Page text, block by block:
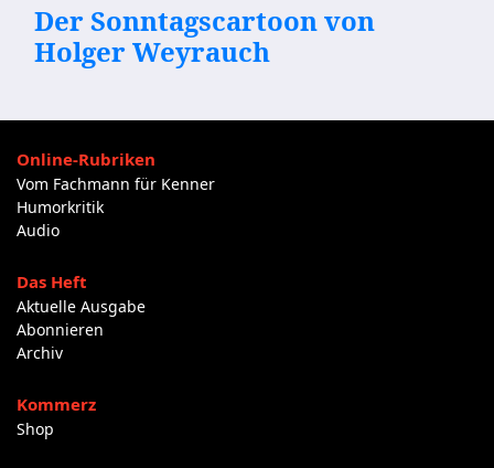
Der Sonntagscartoon von
Holger Weyrauch
Online-Rubriken
Vom Fachmann für Kenner
Humorkritik
Audio
Das Heft
Aktuelle Ausgabe
Abonnieren
Archiv
Kommerz
Shop